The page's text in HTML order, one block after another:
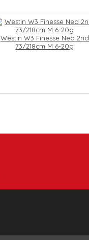
Westin W3 Finesse Ned 2nd
73/218cm M 6-20g